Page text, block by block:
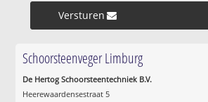
Versturen »
Schoorsteenveger Limburg
De Hertog Schoorsteentechniek B.V.
Heerewaardensestraat 5